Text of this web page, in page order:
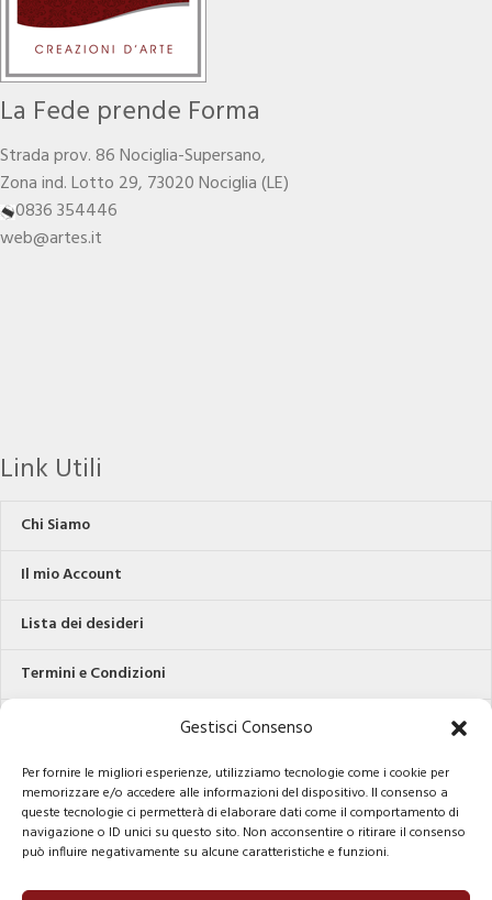
Gestisci Consenso
Per fornire le migliori esperienze, utilizziamo tecnologie come i cookie per
memorizzare e/o accedere alle informazioni del dispositivo. Il consenso a
queste tecnologie ci permetterà di elaborare dati come il comportamento di
navigazione o ID unici su questo sito. Non acconsentire o ritirare il consenso
può influire negativamente su alcune caratteristiche e funzioni.
La Fede prende Forma
Strada prov. 86 Nociglia-Supersano,
Zona ind. Lotto 29, 73020 Nociglia (LE)
0836 354446
web@artes.it
Link Utili
Chi Siamo
Il mio Account
Lista dei desideri
Termini e Condizioni
Contatti
Cookie Policy (UE)